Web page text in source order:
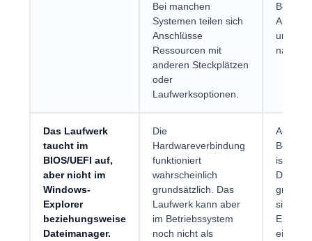
Bei manchen
Systemen teilen sich
Anschlüsse
Ressourcen mit
anderen Steckplätzen
oder
Laufwerksoptionen.
nach
Das Laufwerk
taucht im
BIOS/UEFI auf,
aber nicht im
Windows-
Explorer
beziehungsweise
Dateimanager.
Die
Hardwareverbindung
funktioniert
wahrscheinlich
grundsätzlich. Das
Laufwerk kann aber
im Betriebssystem
noch nicht als
Auf
ist zu
ein